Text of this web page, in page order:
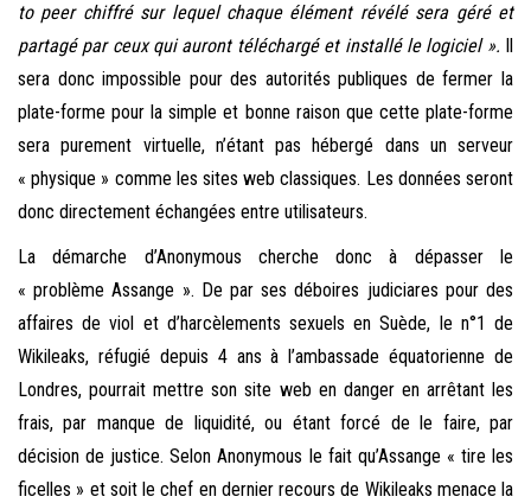
to peer chiffré sur lequel chaque élément révélé sera géré et
partagé par ceux qui auront téléchargé et installé le logiciel ».
sera donc impossible pour des autorités publiques de fermer la
plate-forme pour la simple et bonne raison que cette plate-forme
sera purement virtuelle, n’étant pas hébergé dans un serveur
« physique » comme les sites web classiques. Les données seront
donc directement échangées entre utilisateurs.
La démarche d’Anonymous cherche donc à dépasser le
« problème Assange ». De par ses déboires judiciares pour des
affaires de viol et d’harcèlements sexuels en Suède, le n°1 de
Wikileaks, réfugié depuis 4 ans à l’ambassade équatorienne de
Londres, pourrait mettre son site web en danger en arrêtant les
frais, par manque de liquidité, ou étant forcé de le faire, par
décision de justice. Selon Anonymous le fait qu’Assange « tire les
ficelles » et soit le chef en dernier recours de Wikileaks menace la